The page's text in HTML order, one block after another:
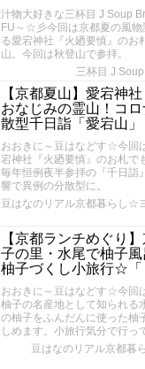
汁物大好きな三杯目 J Soup
FU～☆彡今回は京都夏の風
る愛宕神社『火廼要慎』のお
山。今回は秋登山で参拝。
三杯目 J
【京都夏山】愛宕神
おなじみの霊山！コ
散型千日詣「愛宕山」
おおきに～豆はなどす☆今回
宕神社『火廼要慎』のお札で
毎年恒例夜半参拝の『千日詣
響で異例の分散型に。
豆はなのリアル京都暮らし☆
【京都ランチめぐり
子の里・水尾で柚子風
柚子づくし小旅行☆「
おおきに～豆はなどす☆今回
柚子の名産地として知られる
の柚子をふんだんに使った柚
しめます。小旅行気分で行っ
豆はなのリアル京都暮